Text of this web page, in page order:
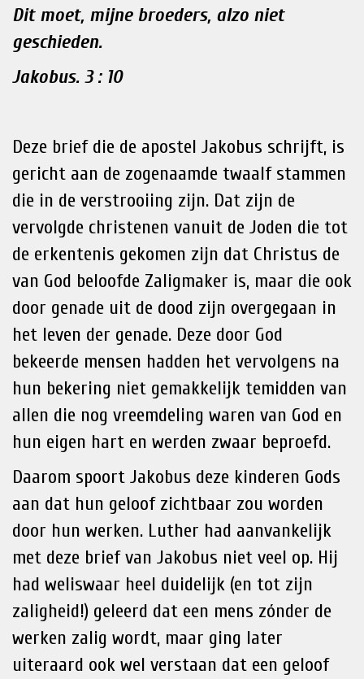
Dit moet, mijne broeders, alzo niet
geschieden.
Jakobus. 3 : 10
Deze brief die de apostel Jakobus schrijft, is
gericht aan de zogenaamde twaalf stammen
die in de verstrooiing zijn. Dat zijn de
vervolgde christenen vanuit de Joden die tot
de erkentenis gekomen zijn dat Christus de
van God beloofde Zaligmaker is, maar die ook
door genade uit de dood zijn overgegaan in
het leven der genade. Deze door God
bekeerde mensen hadden het vervolgens na
hun bekering niet gemakkelijk temidden van
allen die nog vreemdeling waren van God en
hun eigen hart en werden zwaar beproefd.
Daarom spoort Jakobus deze kinderen Gods
aan dat hun geloof zichtbaar zou worden
door hun werken. Luther had aanvankelijk
met deze brief van Jakobus niet veel op. Hij
had weliswaar heel duidelijk (en tot zijn
zaligheid!) geleerd dat een mens zónder de
werken zalig wordt, maar ging later
uiteraard ook wel verstaan dat een geloof